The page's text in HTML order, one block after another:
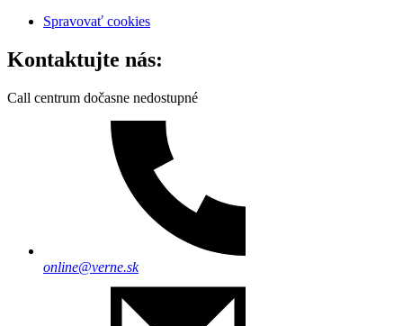
Spravovať cookies
Kontaktujte nás:
Call centrum dočasne nedostupné
online@verne.sk